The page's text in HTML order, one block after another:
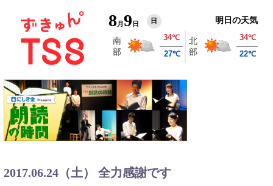
8 月9 日 日 明日の天気
2017.06.24（土） 全力感謝です